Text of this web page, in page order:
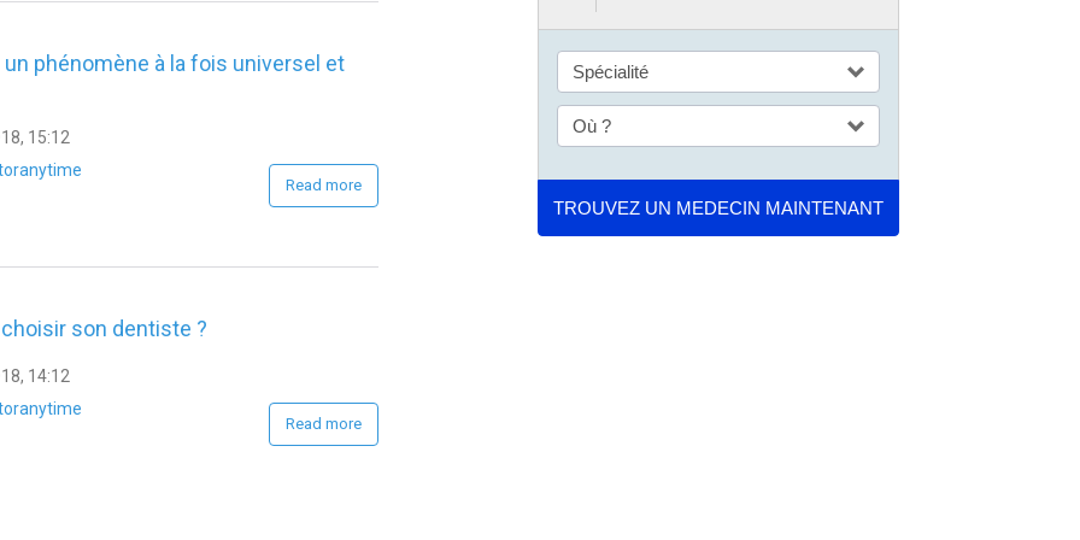
phénomène à la fois universel et
15:12
Read more
son dentiste ?
14:12
Read more